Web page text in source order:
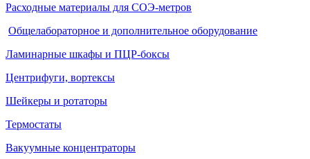
Расходные материалы для СОЭ-метров
Общелабораторное и дополнительное оборудование
Ламинарные шкафы и ПЦР-боксы
Центрифуги, вортексы
Шейкеры и ротаторы
Термостаты
Вакуумные концентраторы